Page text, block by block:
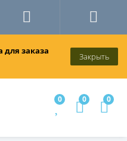
заказа
Закрыть
0 0 0